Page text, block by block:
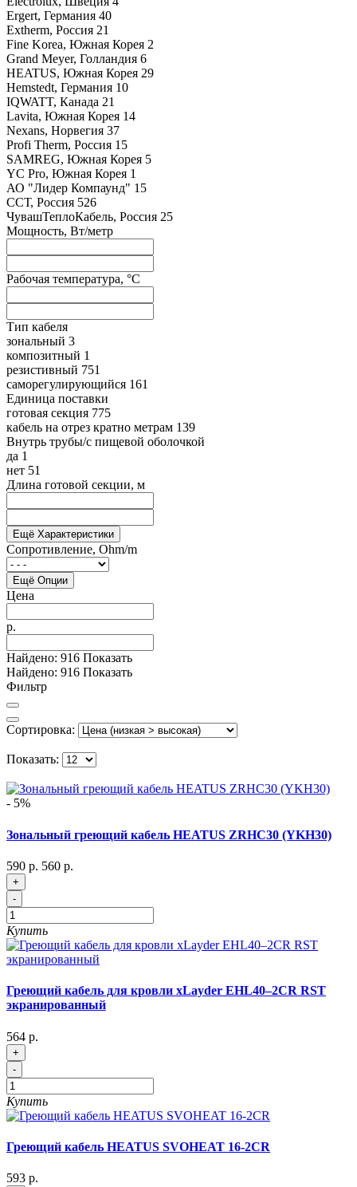
Ergert, Германия 40
Extherm, Россия 21
Fine Korea, Южная Корея 2
Grand Meyer, Голландия 6
HEATUS, Южная Корея 29
Hemstedt, Германия 10
IQWATT, Канада 21
Lavita, Южная Корея 14
Nexans, Норвегия 37
Profi Therm, Россия 15
SAMREG, Южная Корея 5
YC Pro, Южная Корея 1
АО "Лидер Компаунд" 15
ССТ, Россия 526
ЧувашТеплоКабель, Россия 25
Мощность, Вт/метр
Рабочая температура, °C
Тип кабеля
зональный 3
композитный 1
резистивный 751
саморегулирующийся 161
Единица поставки
готовая секция 775
кабель на отрез кратно метрам 139
Внутрь трубы/с пищевой оболочкой
да 1
нет 51
Длина готовой секции, м
Ещё Характеристики
Сопротивление, Ohm/m
Ещё Опции
Цена
р.
Найдено: 916 Показать
Найдено: 916 Показать
Фильтр
Сортировка:
Показать:
- 5%
Зональный греющий кабель HEATUS ZRHC30 (YKH30)
590 р. 560 р.
+
-
Купить
Греющий кабель для кровли xLayder EHL40–2CR RST
экранированный
564 р.
+
-
Купить
Греющий кабель HEATUS SVOHEAT 16-2CR
593 р.